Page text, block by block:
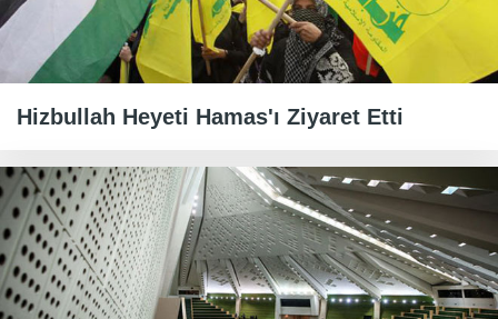
Hizbullah Heyeti Hamas'ı Ziyaret Etti